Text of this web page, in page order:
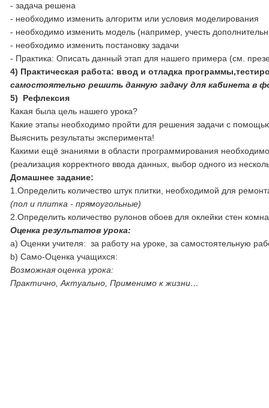
- задача решена
- необходимо изменить алгоритм или условия моделирования
- необходимо изменить модель (например, учесть
- необходимо изменить постановку задачи
- Практика: Описать данный этап для нашего примера (см.
4) Практическая работа: ввод и отладка
самостоятельно решить данную задачу для кабинета в
5) Рефлексия
Какая была цель нашего урока?
Какие этапы необходимо пройти для решения задачи с
Выяснить результаты эксперимента!
Какими ещё знаниями в области программирования
(реализация корректного ввода данных, выбор одного из
Домашнее задание:
1.Определить количество штук плитки, необходимой для
(пол и плитка - прямоугольные)
2.Определить количество рулонов обоев для оклейки стен
Оценка результатов урока:
a) Оценки учителя: за работу на уроке, за самостоятельную
b) Само-Оценка учащихся:
Возможная оценка урока:
Практично, Актуально, Применимо к жизни…